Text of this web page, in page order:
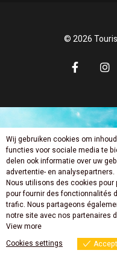
© 2026
Mis
Wij gebruiken cookies om
functies voor sociale media te
delen ook informatie over uw
advertentie- en analysepartners.
Nous utilisons des cookies
pour fournir des fonctionnalités
trafic. Nous partageons
notre site avec nos partenaires
View more
Cookies settings